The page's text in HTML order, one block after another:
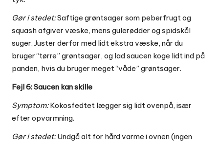
Gør i stedet:Saftige grøntsager som peberfrugt og
squash afgiver væske, mens gulerødder og spidskål
suger. Juster derfor med lidt ekstra væske, når du
bruger “tørre” grøntsager, og lad saucen koge lidt ind på
panden, hvis du bruger meget “våde” grøntsager.
Fejl 6: Saucen kan skille
Symptom:Kokosfedtet lægger sig lidt ovenpå, især
efter opvarmning.
Gør i stedet:Undgå alt for hård varme i ovnen (ingen